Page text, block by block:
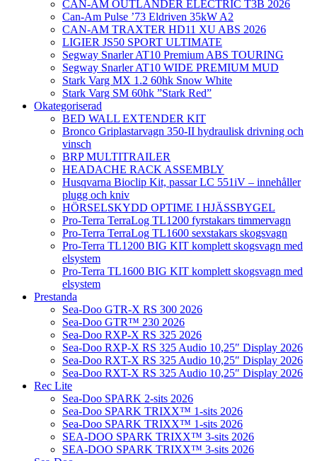
CAN-AM OUTLANDER ELECTRIC T3B 2026
Can-Am Pulse ’73 Eldriven 35kW A2
CAN-AM TRAXTER HD11 XU ABS 2026
LIGIER JS50 SPORT ULTIMATE
Segway Snarler AT10 Premium ABS TOURING
Segway Snarler AT10 WIDE PREMIUM MUD
Stark Varg MX 1.2 60hk Snow White
Stark Varg SM 60hk ”Stark Red”
Okategoriserad
BED WALL EXTENDER KIT
Bronco Griplastarvagn 350-II hydraulisk drivning och
vinsch
BRP MULTITRAILER
HEADACHE RACK ASSEMBLY
Husqvarna Bioclip Kit, passar LC 551iV – innehåller
plugg och kniv
HÖRSELSKYDD OPTIME I HJÄSSBYGEL
Pro-Terra TerraLog TL1200 fyrstakars timmervagn
Pro-Terra TerraLog TL1600 sexstakars skogsvagn
Pro-Terra TL1200 BIG KIT komplett skogsvagn med
elsystem
Pro-Terra TL1600 BIG KIT komplett skogsvagn med
elsystem
Prestanda
Sea-Doo GTR-X RS 300 2026
Sea-Doo GTR™ 230 2026
Sea-Doo RXP-X RS 325 2026
Sea-Doo RXP-X RS 325 Audio 10,25″ Display 2026
Sea-Doo RXT-X RS 325 Audio 10,25″ Display 2026
Sea-Doo RXT-X RS 325 Audio 10,25″ Display 2026
Rec Lite
Sea-Doo SPARK 2-sits 2026
Sea-Doo SPARK TRIXX™ 1-sits 2026
Sea-Doo SPARK TRIXX™ 1-sits 2026
SEA-DOO SPARK TRIXX™ 3-sits 2026
SEA-DOO SPARK TRIXX™ 3-sits 2026